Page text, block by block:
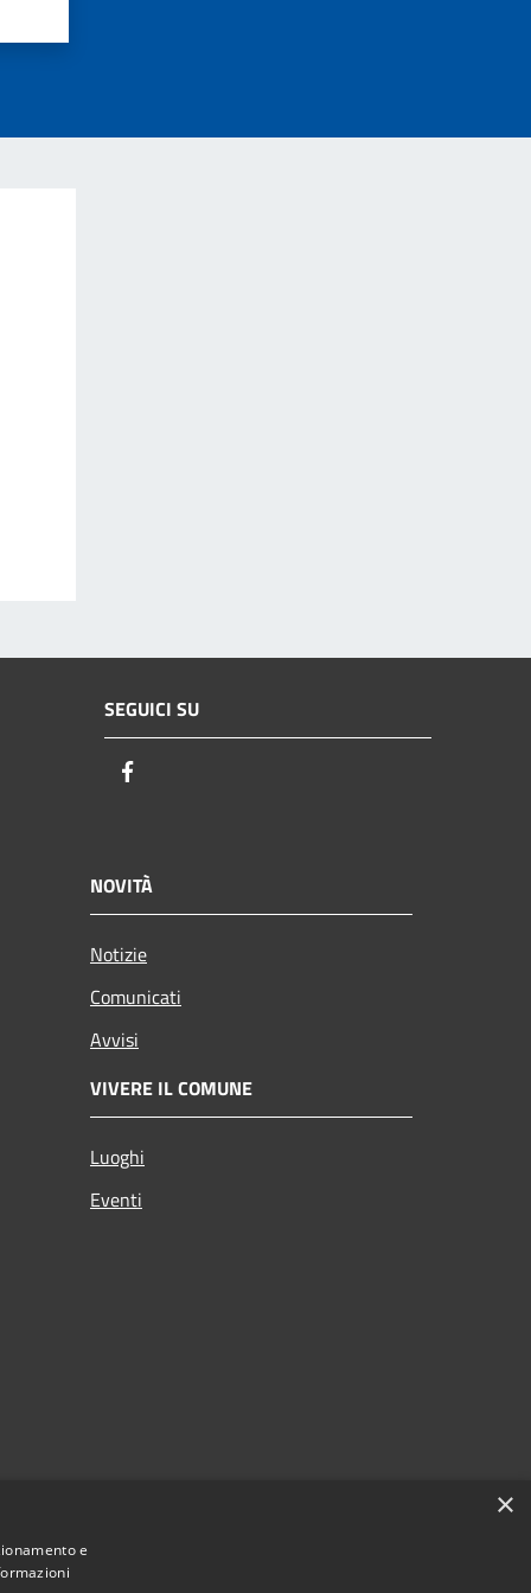
SEGUICI SU
NOVITÀ
Notizie
Comunicati
Avvisi
VIVERE IL COMUNE
Luoghi
Eventi
×
e